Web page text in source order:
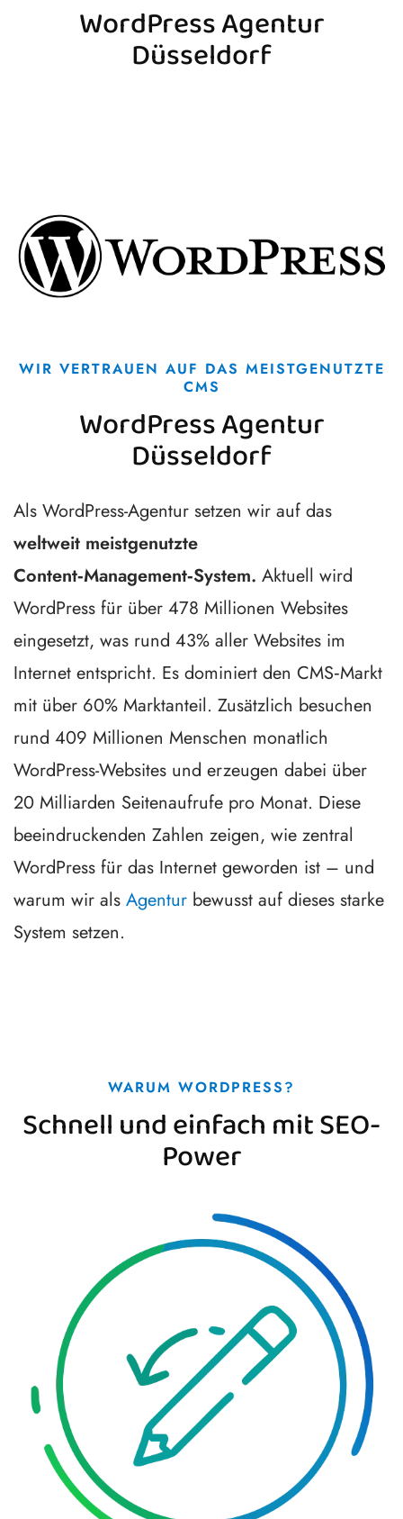
WordPress Agentur
Düsseldorf
WIR VERTRAUEN AUF DAS MEISTGENUTZTE
CMS
WordPress Agentur
Düsseldorf
Als WordPress-Agentur setzen wir auf das
weltweit meistgenutzte
Content‑Management‑System. Aktuell wird
WordPress für über 478 Millionen Websites
eingesetzt, was rund 43% aller Websites im
Internet entspricht. Es dominiert den CMS‑Markt
mit über 60% Marktanteil. Zusätzlich besuchen
rund 409 Millionen Menschen monatlich
WordPress-Websites und erzeugen dabei über
20 Milliarden Seitenaufrufe pro Monat. Diese
beeindruckenden Zahlen zeigen, wie zentral
WordPress für das Internet geworden ist – und
warum wir als Agentur bewusst auf dieses starke
System setzen.
WARUM WORDPRESS?
Schnell und einfach mit SEO-
Power